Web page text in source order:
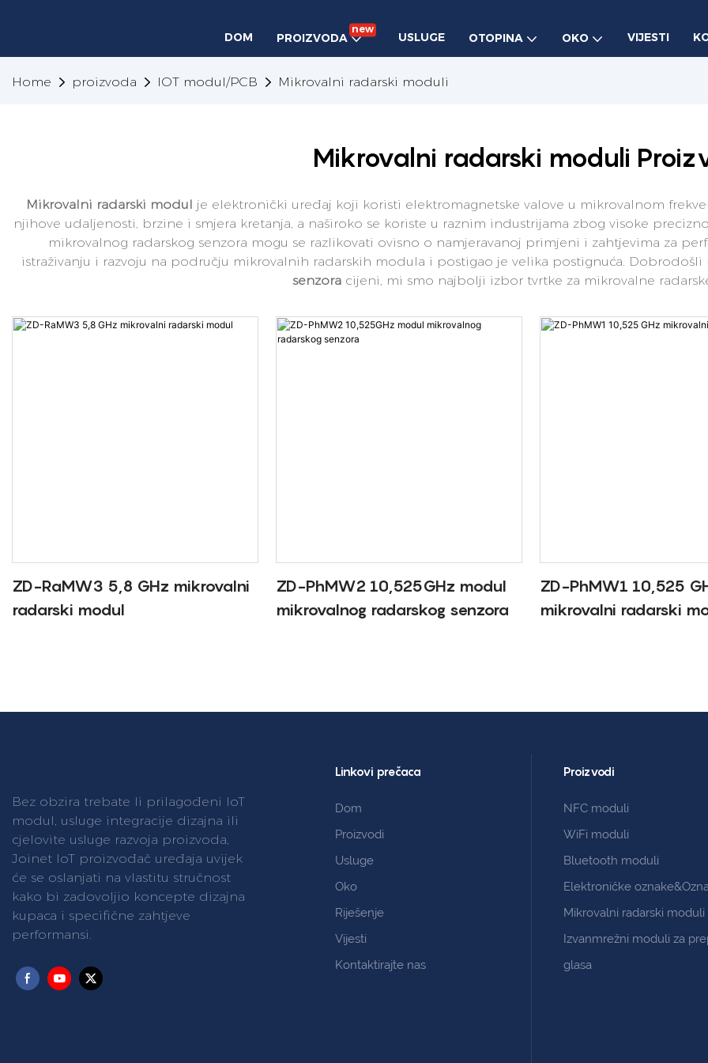
DOM PROIZVODA
new
USLUGE OTOPINA OKO VIJESTI
Home proizvoda IOT modul/PCB Mikrovalni radarski moduli
Mikrovalni radarski moduli
Mikrovalni radarski modul je elektronički uređaj koji koristi elektromagnetske valove u mikrovalnom
njihove udaljenosti, brzine i smjera kretanja, a naširoko se koriste u raznim industrijama zbog visoke
mikrovalnog radarskog senzora mogu se razlikovati ovisno o namjeravanoj primjeni i zahtjevima za
istraživanju i razvoju na području mikrovalnih radarskih modula i postigao je velika postignuća. Dobrodošli
senzora cijeni, mi smo najbolji izbor tvrtke za mikrovalne
ZD-RaMW3 5,8 GHz mikrovalni
radarski modul
ZD-PhMW2 10,525GHz modul
mikrovalnog radarskog senzora
ZD-PhMW1 10,525
mikrovalni radarski
Bez obzira trebate li prilagođeni IoT
modul, usluge integracije dizajna ili
cjelovite usluge razvoja proizvoda,
Joinet IoT proizvođač uređaja uvijek
će se oslanjati na vlastitu stručnost
kako bi zadovoljio koncepte dizajna
kupaca i specifične zahtjeve
performansi.
Linkovi prečaca
Dom
Proizvodi
Usluge
Oko
Riješenje
Vijesti
Kontaktirajte nas
Proizvodi
NFC moduli
WiFi moduli
Bluetooth moduli
Elektroničke
Mikrovalni radarski moduli
Izvanmrežni moduli za
glasa